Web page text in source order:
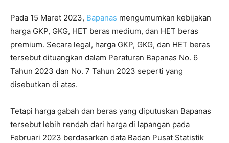
Pada 15 Maret 2023, Bapanas mengumumkan kebijakan
harga GKP, GKG, HET beras medium, dan HET beras
premium. Secara legal, harga GKP, GKG, dan HET beras
tersebut dituangkan dalam Peraturan Bapanas No. 6
Tahun 2023 dan No. 7 Tahun 2023 seperti yang
disebutkan di atas.
Tetapi harga gabah dan beras yang diputuskan Bapanas
tersebut lebih rendah dari harga di lapangan pada
Februari 2023 berdasarkan data Badan Pusat Statistik